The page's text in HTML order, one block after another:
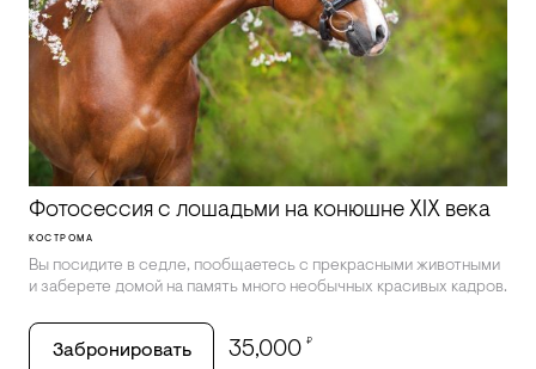
Фотосессия с лошадьми на конюшне XIX века
КОСТРОМА
Вы посидите в седле, пообщаетесь с прекрасными животными
и заберете домой на память много необычных красивых кадров.
Забронировать 35,000 ₽